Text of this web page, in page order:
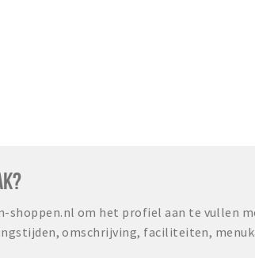
shoppen.nl om het profiel aan te vullen
omschrijving, faciliteiten,